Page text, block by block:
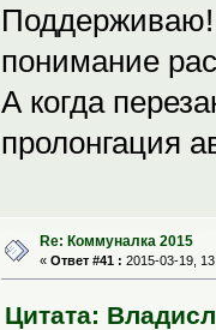
Поддерживаю!
понимание
А когда
пролонгация
Re: Коммуналка 2015
« Ответ #41 : 2015-03-19,
Цитата: